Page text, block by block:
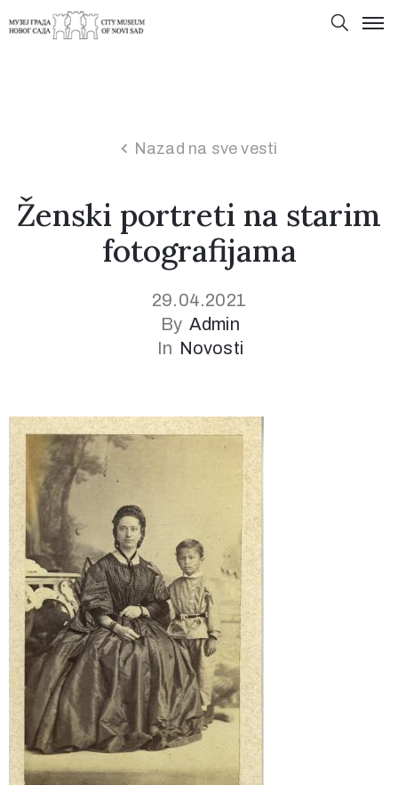
Nazad na sve vesti
Ženski portreti na starim
fotografijama
29.04.2021
By Admin
In Novosti